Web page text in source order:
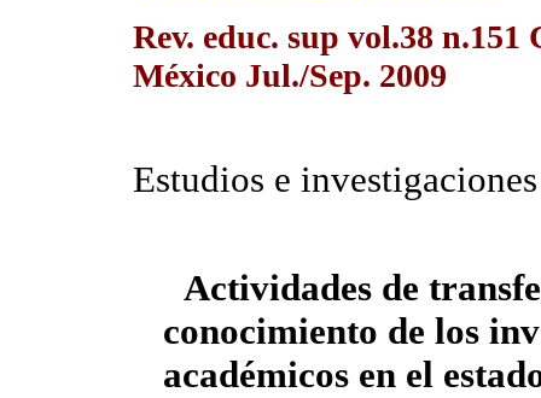
Rev. educ. sup vol.38 n.151
México Jul./Sep. 2009
Estudios e investigaciones
Actividades de
conocimiento de los
académicos en el